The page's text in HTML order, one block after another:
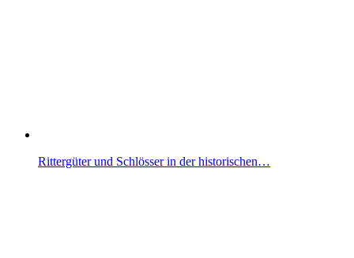
Rittergüter und Schlösser in der historischen…